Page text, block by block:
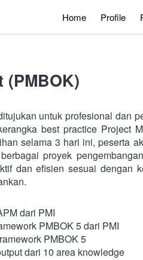
Home Profile
(PMBOK)
untuk profesional dan
best practice Project
selama 3 hari ini, peserta
proyek
dan efisien sesuai dengan
dari PMI
PMBOK 5 dari PMI
PMBOK 5
dari 10 area knowledge